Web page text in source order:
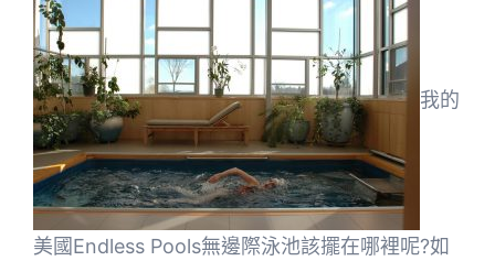
我的
美國Endless Pools無邊際泳池該擺在哪裡呢?如